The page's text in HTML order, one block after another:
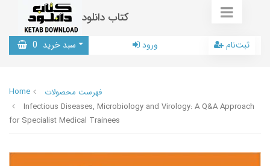
کتاب دانلود
سبد خرید 0 ورود ثبت‌نام
Home
فهرست محصولات
Infectious Diseases, Microbiology and Virology: A Q&A Approach
for Specialist Medical Trainees